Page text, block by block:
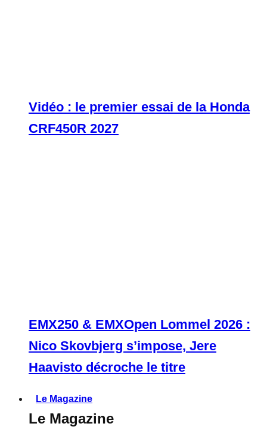
Vidéo : le premier essai de la Honda
CRF450R 2027
EMX250 & EMXOpen Lommel 2026 :
Nico Skovbjerg s’impose, Jere
Haavisto décroche le titre
Le Magazine
Le Magazine